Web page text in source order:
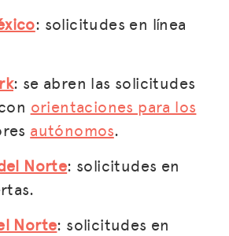
: solicitudes en línea
: se abren las solicitudes
orientaciones para los
autónomos.
Norte: solicitudes en
Norte: solicitudes en